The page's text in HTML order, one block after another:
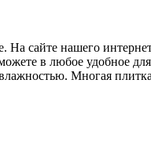
сайте нашего
в любое удобное
Многая